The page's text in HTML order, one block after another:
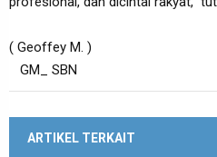
( Geoffey M. )
GM_ SBN
ARTIKEL TERKAIT